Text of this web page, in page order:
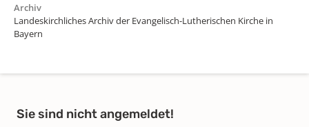
Archiv
Landeskirchliches Archiv der Evangelisch-Lutherischen Kirche in
Bayern
Sie sind nicht angemeldet!